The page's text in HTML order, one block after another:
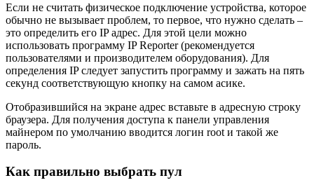
Если не считать физическое подключение устройства, которое
обычно не вызывает проблем, то первое, что нужно сделать –
это определить его IP адрес. Для этой цели можно
использовать программу IP Reporter (рекомендуется
пользователями и производителем оборудования). Для
определения IP следует запустить программу и зажать на пять
секунд соответствующую кнопку на самом асике.
Отобразившийся на экране адрес вставьте в адресную строку
браузера. Для получения доступа к панели управления
майнером по умолчанию вводится логин root и такой же
пароль.
Как правильно выбрать пул